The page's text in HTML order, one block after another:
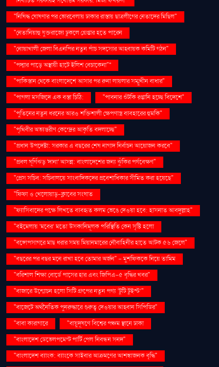
"নিষিদ্ধ ঘোষণার পর ভোরবেলায় ঢাকার রাস্তায় ছাত্রলীগের নেতাদের মিছিল"
"নেতানিয়াহু যুক্তরাজ্যে ঢুকলে গ্রেপ্তার হতে পারেন
"নোয়াখালী জেলা বিএনপির নতুন পাঁচ সদস্যের আহ্বায়ক কমিটি গঠন"
"পদ্মার পাড়ে অস্থায়ী হাটে ইলিশ বেচাকেনা"''
"পাকিস্তান থেকে বাংলাদেশে আসার পর রুনা লায়লার সম্মুখীন বাধার"
"পাগলা মসজিদে এক বস্তা চিঠি:
"পাবনার শুঁটকি রপ্তানি হচ্ছে বিদেশে"
"পুতিনের নতুন ধরনের আরও শক্তিশালী ক্ষেপণাস্ত্র ব্যবহারের হুমকি"
"পৃথিবীর অভ্যন্তরীণ কেন্দ্রের আকৃতি বদলাচ্ছে"
"প্রধান উপদেষ্টা: সরকার এ বছরের শেষ নাগাদ নির্বাচন আয়োজন করবে"
"প্রবল ঘূর্ণিঝড় 'দানা' আসন্ন: বাংলাদেশের জন্য ঝুঁকির পর্যবেক্ষণ"
"প্রেস সচিব: সচিবালয়ে সাংবাদিকদের প্রবেশাধিকার সীমিত করা হয়েছে"
"ফিফা ও খেলোয়াড়-ক্লাবের সংঘাত
"ফ্যাসিবাদের পক্ষে লিখতে ব্যবহৃত কলম ভেঙে দেওয়া হবে: হাসনাত আবদুল্লাহ"
"বইমেলায় ‘মবের’ মতো উসকানিমূলক পরিস্থিতি কেন সৃষ্টি হলো
"বঙ্গোপসাগরে মাছ ধরার সময় মিয়ানমারের নৌবাহিনীর হাতে আটক ৫৬ জেলে"
"বছরের পর বছর মনে রাখা হবে তোমার অর্জন" – মুশফিককে নিয়ে তামিম
"বরিশাল শিক্ষা বোর্ডে পাসের হার এবং জিপিএ-৫ বৃদ্ধির খবর"
"বাজারে উন্মোচন হলো সিটি গ্রুপের নতুন পণ্য ‘টুটি টুইস্ট’"
"বাজেটে অর্থনৈতিক পুনরুদ্ধারে গুরুত্ব দেওয়ার আহ্বান সিপিডির"
"বাবা কারাগারে
"বায়ুদূষণে বিশ্বের পঞ্চম স্থানে ঢাকা
"বাংলাদেশ ডেভেলপমেন্ট পার্টি পেল নিবন্ধন সনদ"
"বাংলাদেশ ব্যাংক: ব্যাংকে সাইবার আক্রমণের আশঙ্কাজনক বৃদ্ধি"